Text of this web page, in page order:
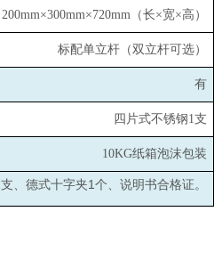
200mm×300mm×720mm （长×宽×高）
标配单立杆（双立杆可选）
有
四片式不锈钢1支
10KG纸箱泡沫包装
支、德式十字夹1 个、说明书合格证。